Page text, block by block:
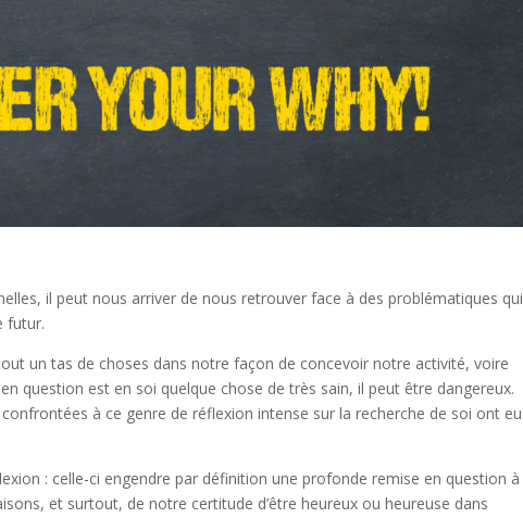
il peut nous arriver de nous retrouver face à des problématiques qui
futur.
un tas de choses dans notre façon de concevoir notre activité, voire
question est en soi quelque chose de très sain, il peut être dangereux.
à ce genre de réflexion intense sur la recherche de soi ont eu
: celle-ci engendre par définition une profonde remise en question à
et surtout, de notre certitude d’être heureux ou heureuse dans